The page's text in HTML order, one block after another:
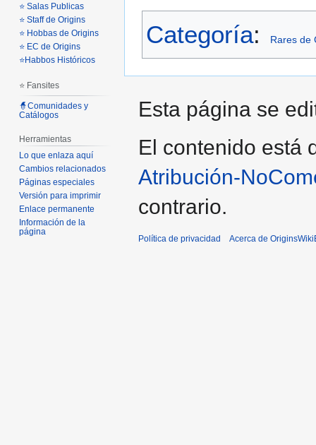
Categoría: Rares de
⭐ Salas Publicas
⭐ Staff de Origins
⭐ Hobbas de Origins
⭐ EC de Origins
⭐Habbos Históricos
⭐ Fansites
🧙Comunidades y
Catálogos
Herramientas
Lo que enlaza aquí
Cambios relacionados
Páginas especiales
Versión para imprimir
Enlace permanente
Información de la
página
Esta página se
El contenido está
Atribución-
contrario.
Política de privacidad Acerca de